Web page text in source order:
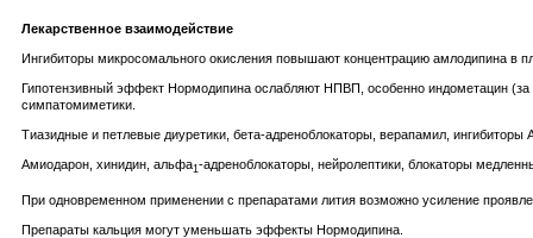
Лекарственное взаимодействие
Ингибиторы микросомального окисления повышают концентрацию амлодипина
Гипотензивный эффект Нормодипина ослабляют НПВП, особенно индометацин (за
симпатомиметики.
Тиазидные и петлевые диуретики, бета-адреноблокаторы, верапамил,
Амиодарон, хинидин, альфа1-адреноблокаторы, нейролептики, блокаторы
При одновременном применении с препаратами лития возможно усиление
Препараты кальция могут уменьшать эффекты Нормодипина.